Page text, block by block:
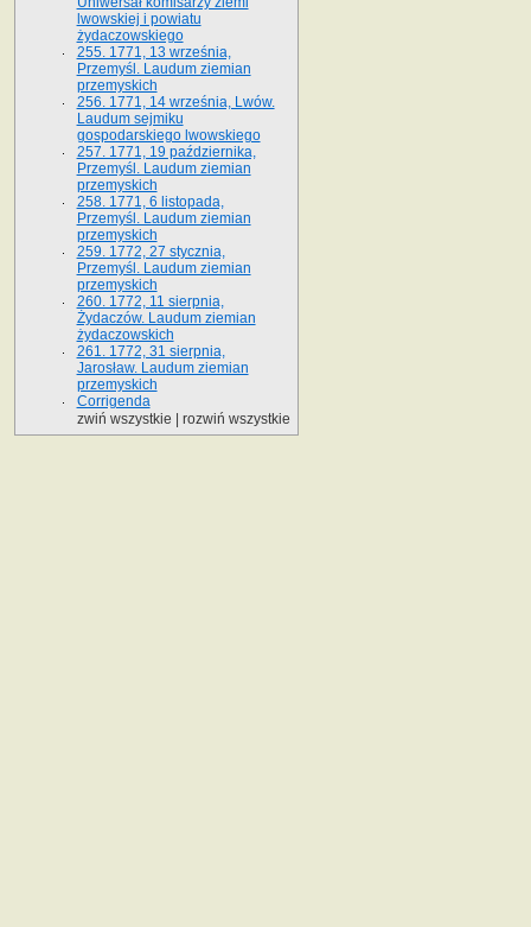
lwowskiej i powiatu
żydaczowskiego
255. 1771, 13 września,
Przemyśl. Laudum ziemian
przemyskich
256. 1771, 14 września, Lwów.
Laudum sejmiku
gospodarskiego lwowskiego
257. 1771, 19 października,
Przemyśl. Laudum ziemian
przemyskich
258. 1771, 6 listopada,
Przemyśl. Laudum ziemian
przemyskich
259. 1772, 27 stycznia,
Przemyśl. Laudum ziemian
przemyskich
260. 1772, 11 sierpnia,
Żydaczów. Laudum ziemian
żydaczowskich
261. 1772, 31 sierpnia,
Jarosław. Laudum ziemian
przemyskich
Corrigenda
zwiń wszystkie
rozwiń wszystkie